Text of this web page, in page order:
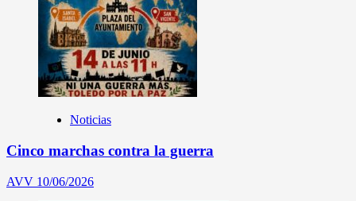
Noticias
Cinco marchas contra la guerra
AVV 10/06/2026